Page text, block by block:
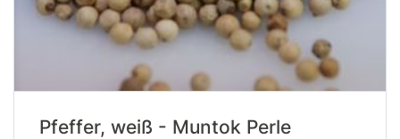
Pfeffer, weiß - Muntok Perle